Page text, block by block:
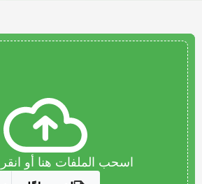
اسحب الملفات هنا أو انقر